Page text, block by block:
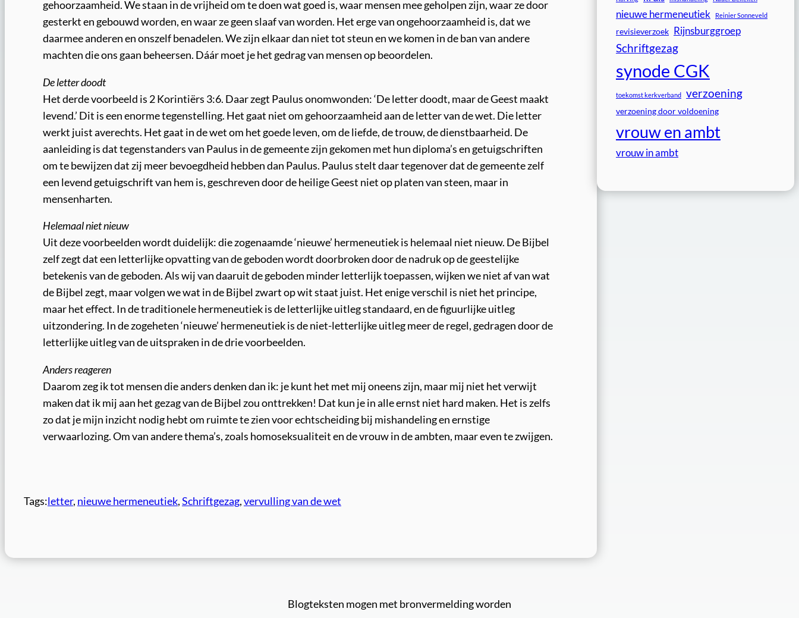
gehoorzaamheid. We staan in de vrijheid om te doen wat goed is, waar mensen mee geholpen zijn, waar ze door
gesterkt en gebouwd worden, en waar ze geen slaaf van worden. Het erge van ongehoorzaamheid is, dat we
daarmee anderen en onszelf benadelen. We zijn elkaar dan niet tot steun en we komen in de ban van andere
machten die ons gaan beheersen. Dáár moet je het gedrag van mensen op beoordelen.
De letter doodt
Het derde voorbeeld is 2 Korintiërs 3:6. Daar zegt Paulus onomwonden: ‘De letter doodt, maar de Geest maakt
levend.’ Dit is een enorme tegenstelling. Het gaat niet om gehoorzaamheid aan de letter van de wet. Die letter
werkt juist averechts. Het gaat in de wet om het goede leven, om de liefde, de trouw, de dienstbaarheid. De
aanleiding is dat tegenstanders van Paulus in de gemeente zijn gekomen met hun diploma’s en getuigschriften
om te bewijzen dat zij meer bevoegdheid hebben dan Paulus. Paulus stelt daar tegenover dat de gemeente zelf
een levend getuigschrift van hem is, geschreven door de heilige Geest niet op platen van steen, maar in
mensenharten.
Helemaal niet nieuw
Uit deze voorbeelden wordt duidelijk: die zogenaamde ‘nieuwe’ hermeneutiek is helemaal niet nieuw. De Bijbel
zelf zegt dat een letterlijke opvatting van de geboden wordt doorbroken door de nadruk op de geestelijke
betekenis van de geboden. Als wij van daaruit de geboden minder letterlijk toepassen, wijken we niet af van wat
de Bijbel zegt, maar volgen we wat in de Bijbel zwart op wit staat juist. Het enige verschil is niet het principe,
maar het effect. In de traditionele hermeneutiek is de letterlijke uitleg standaard, en de figuurlijke uitleg
uitzondering. In de zogeheten ‘nieuwe’ hermeneutiek is de niet-letterlijke uitleg meer de regel, gedragen door de
letterlijke uitleg van de uitspraken in de drie voorbeelden.
Anders reageren
Daarom zeg ik tot mensen die anders denken dan ik: je kunt het met mij oneens zijn, maar mij niet het verwijt
maken dat ik mij aan het gezag van de Bijbel zou onttrekken! Dat kun je in alle ernst niet hard maken. Het is zelfs
zo dat je mijn inzicht nodig hebt om ruimte te zien voor echtscheiding bij mishandeling en ernstige
verwaarlozing. Om van andere thema’s, zoals homoseksualiteit en de vrouw in de ambten, maar even te zwijgen.
Tags:letter, nieuwe hermeneutiek, Schriftgezag, vervulling van de wet
nieuwe hermeneutiek Reinier Sonneveld
revisieverzoek Rijnsburggroep
Schriftgezag
synode CGK
toekomst kerkverband verzoening
verzoening door voldoening
vrouw en ambt
vrouw in ambt
Blogteksten mogen met bronvermelding worden